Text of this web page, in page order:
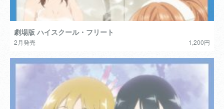
劇場版 ハイスクール・フリート
2月発売 1,200円